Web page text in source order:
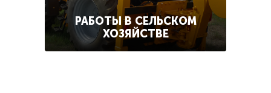
РАБОТЫ В СЕЛЬСКОМ
ХОЗЯЙСТВЕ